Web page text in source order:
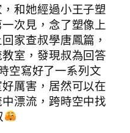
和她經過小王子塑
次見，念了塑像上
家查叔學唐鳳篇，
室，發現叔為回答
空寫好了一系列文
厲害，居然可以在
漂流，跨時空中找